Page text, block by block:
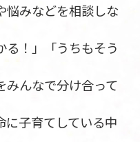
悩みなどを相談しな
る！」「うちもそう
みんなで分け合って
に子育てしている中